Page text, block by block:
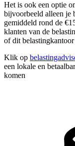
Het is ook een optie
bijvoorbeeld alleen je
gemiddeld rond de
klanten van de
of dit
Klik op
een lokale en
komen